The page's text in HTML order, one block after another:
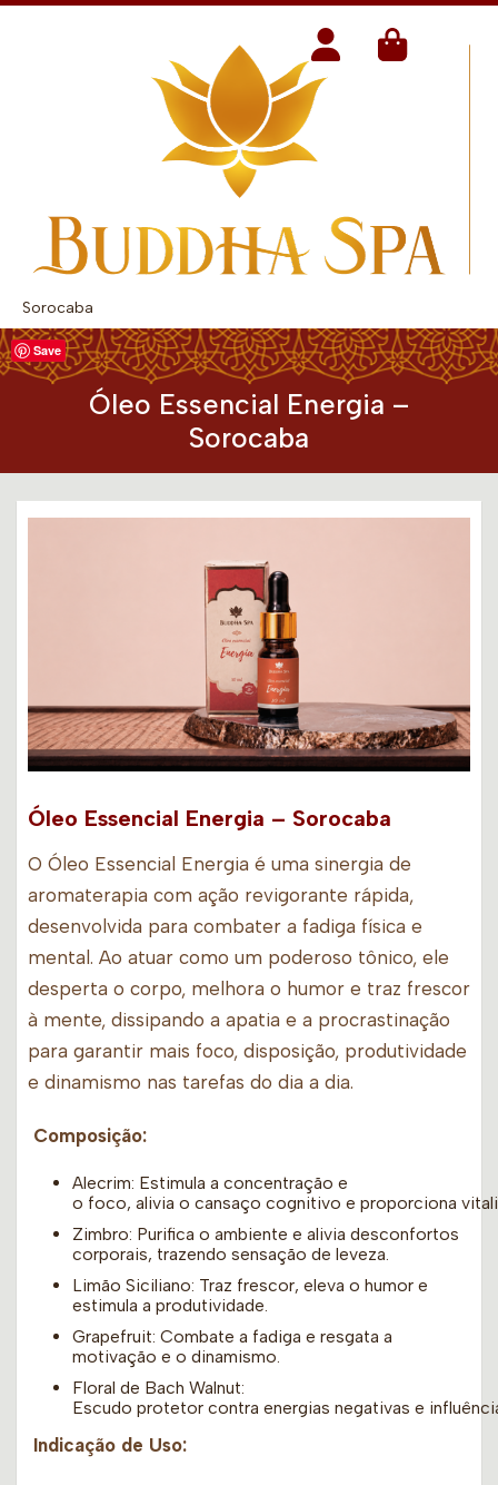
Sorocaba
Óleo Essencial Energia –
Sorocaba
Save
Óleo Essencial Energia – Sorocaba
O Óleo Essencial Energia é uma sinergia de
aromaterapia com ação revigorante rápida,
desenvolvida para combater a fadiga física e
mental. Ao atuar como um poderoso tônico, ele
desperta o corpo, melhora o humor e traz frescor
à mente, dissipando a apatia e a procrastinação
para garantir mais foco, disposição, produtividade
e dinamismo nas tarefas do dia a dia.
Composição:
Alecrim: Estimula a concentração e
o foco, alivia o cansaço cognitivo e proporciona
Zimbro: Purifica o ambiente e alivia desconfortos
corporais, trazendo sensação de leveza.
Limão Siciliano: Traz frescor, eleva o humor e
estimula a produtividade.
Grapefruit: Combate a fadiga e resgata a
motivação e o dinamismo.
Floral de Bach Walnut:
Escudo protetor contra energias negativas e
Indicação de Uso: